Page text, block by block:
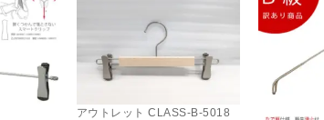
アウトレット CLASS-B-5018